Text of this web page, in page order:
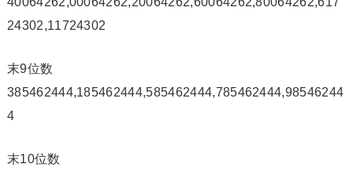
24302,11724302
末9位数
385462444,185462444,585462444,785462444,98546244
4
末10位数